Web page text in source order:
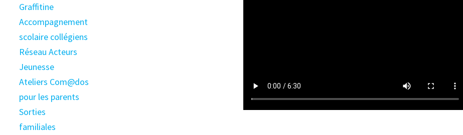
Graffitine
Accompagnement
scolaire collégiens
Réseau Acteurs
Jeunesse
Ateliers Com@dos
pour les parents
Sorties
familiales